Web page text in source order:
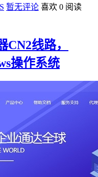
暂无评论 喜欢 0 阅读
CN2线路，
操作系统